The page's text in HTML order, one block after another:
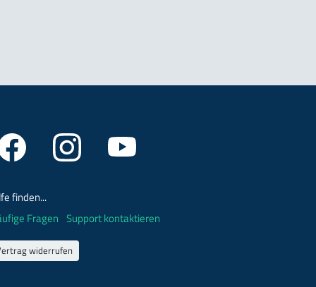
finden...
Fragen Support kontaktieren
widerrufen